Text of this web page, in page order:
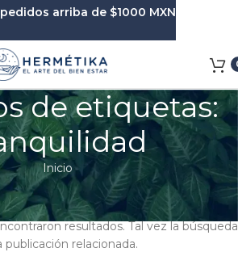
de etiquetas:
Inicio
resultados. Tal vez la búsqueda
relacionada.
arriba de $1000 MXN